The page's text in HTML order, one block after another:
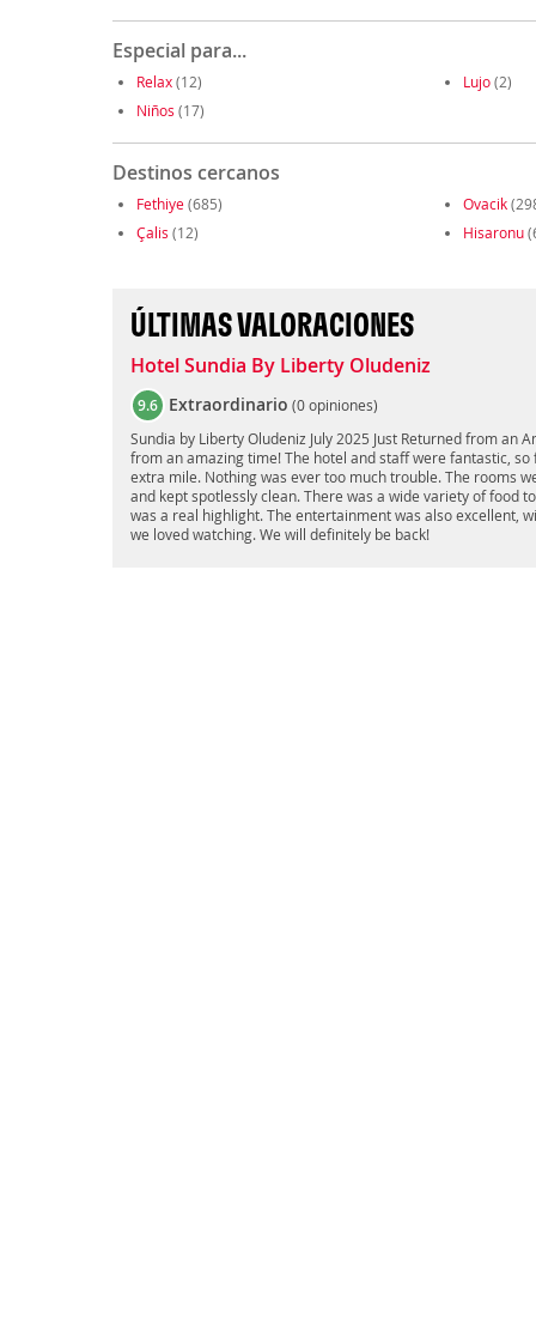
Especial para...
Relax(12) Lujo(2)
Niños (17)
Destinos cercanos
Fethiye(685) Ovacik
Çalis (12) Hisaronu
ÚLTIMAS VALORACIONES
Hotel Sundia By Liberty Oludeniz
9.6 Extraordinario (0 opiniones)
Sundia by Liberty Oludeniz July 2025 Just Returned from an
from an amazing time! The hotel and staff were fantastic,
extra mile. Nothing was ever too much trouble. The rooms
and kept spotlessly clean. There was a wide variety of food
was a real highlight. The entertainment was also excellent,
we loved watching. We will definitely be back!